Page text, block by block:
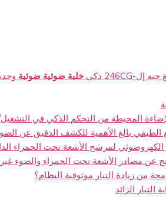
جيه إل-246CG ذكي خلية ضوئية ضوئية
المحيطة من التحكم الذكي في
الطيفي بالغ الأهمية للكشف الدقيق عن
الكهروضوئي لمرشح الأشعة تحت الحمراء
عن مصادر الأشعة تحت الحمراء والضوء
من زيادة التيار موثوقية النظام؟
الزائد